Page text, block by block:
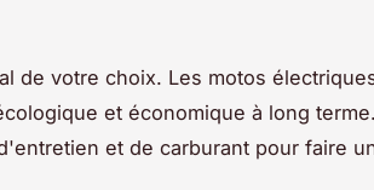
de votre choix. Les motos
et économique à long terme.
et de carburant pour faire